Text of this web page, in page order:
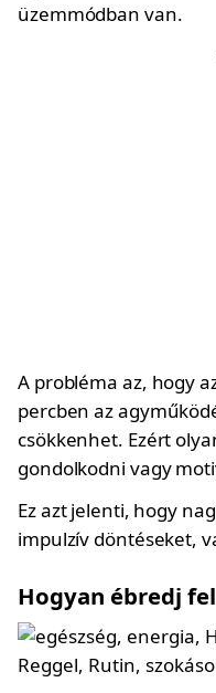
üzemmódban van.
A probléma az, hogy
percben az
csökkenhet. Ezért
gondolkodni vagy
Ez azt jelenti, hogy
impulzív döntéseket,
Hogyan ébredj